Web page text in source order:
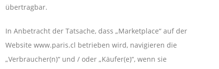
übertragbar.
In Anbetracht der Tatsache, dass „Marketplace“ auf der
Website www.paris.cl betrieben wird, navigieren die
„Verbraucher(n)“ und / oder „Käufer(e)“, wenn sie